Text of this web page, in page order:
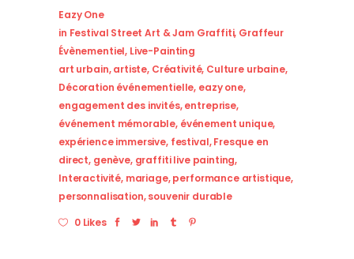
Eazy One
in Festival Street Art & Jam Graffiti, Graffeur
Évènementiel, Live-Painting
art urbain,artiste, Créativité, Culture urbaine,
Décoration événementielle, eazy one,
engagement des invités,entreprise,
événement mémorable, événement unique,
expérience immersive, festival,Fresque en
direct, genève, graffiti live painting,
Interactivité, mariage,performance artistique,
personnalisation,souvenir durable
0 Likes